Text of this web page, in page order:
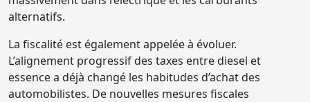
alternatifs.
La fiscalité est également appelée à évoluer.
L’alignement progressif des taxes entre diesel et
essence a déjà changé les habitudes d’achat des
automobilistes. De nouvelles mesures fiscales